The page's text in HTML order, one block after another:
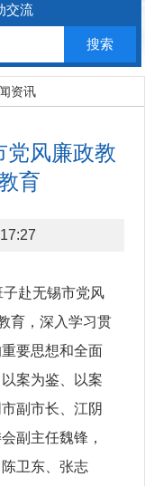
交流
资讯
党风廉政教
育
赴无锡市党风
育，深入学习贯
要思想和全面
案为鉴、以案
副市长、江阴
副主任魏锋，
卫东、张志